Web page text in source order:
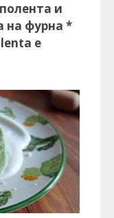
и
на фурна *
e